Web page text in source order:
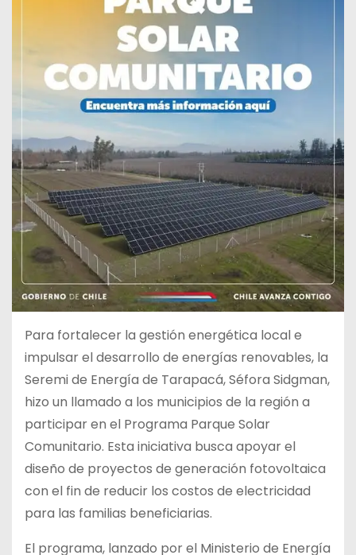
Para fortalecer la gestión energética local e
impulsar el desarrollo de energías renovables, la
Seremi de Energía de Tarapacá, Séfora Sidgman,
hizo un llamado a los municipios de la región a
participar en el Programa Parque Solar
Comunitario. Esta iniciativa busca apoyar el
diseño de proyectos de generación fotovoltaica
con el fin de reducir los costos de electricidad
para las familias beneficiarias.
El programa, lanzado por el Ministerio de Energía